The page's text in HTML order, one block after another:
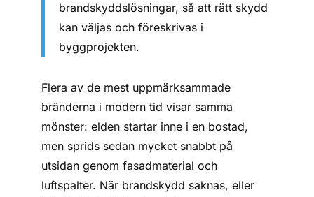
brandskyddslösningar, så att rätt skydd
kan väljas och föreskrivas i
byggprojekten.
Flera av de mest uppmärksammade
bränderna i modern tid visar samma
mönster: elden startar inne i en bostad,
men sprids sedan mycket snabbt på
utsidan genom fasadmaterial och
luftspalter. När brandskydd saknas, eller